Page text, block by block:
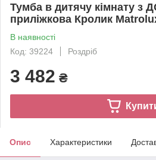
Тумба в дитячу кімнату з
приліжкова Кролик
В наявності
Код: 39224
Роздріб
3 482 ₴
Опис Характеристики